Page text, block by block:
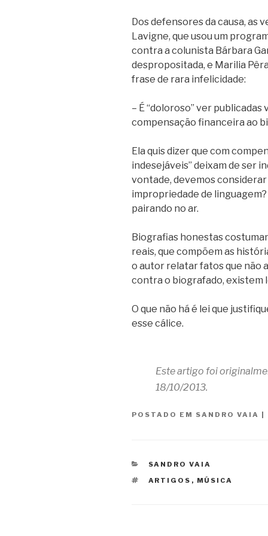
Dos defensores da causa, as
Lavigne, que usou um
contra a colunista Bárbara
despropositada, e Marilia
frase de rara infelicidade:
– É “doloroso” ver
compensação financeira ao
Ela quis dizer que com
indesejáveis” deixam de ser
vontade, devemos
impropriedade de
pairando no ar.
Biografias honestas
reais, que compõem as
o autor relatar fatos que não
contra o biografado, existem
O que não há é lei que
esse cálice.
Este artigo foi
18/10/2013.
POSTADO EM SANDRO VAIA |
CATEGORIAS
SANDRO VAIA
TAGS
ARTIGOS , MÚSICA